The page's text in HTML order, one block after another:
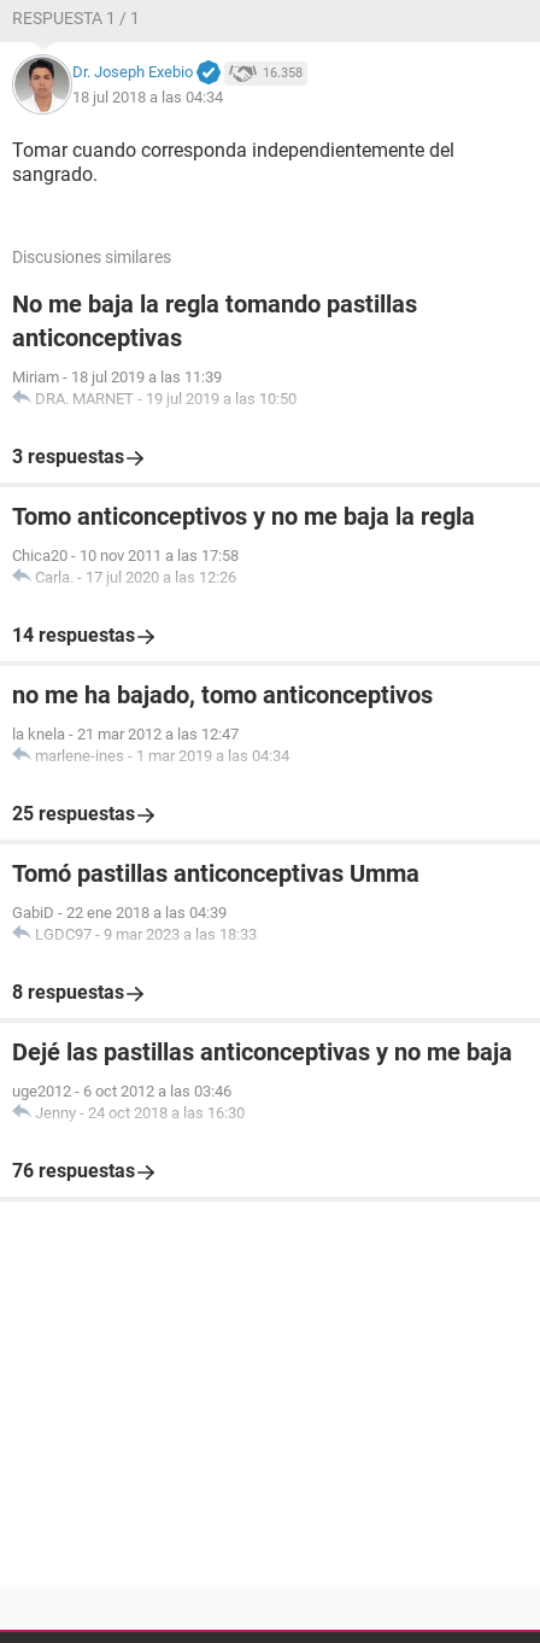
RESPUESTA 1 / 1
Dr. Joseph Exebio 16.358
18 jul 2018 a las 04:34
Tomar cuando corresponda independientemente del
sangrado.
Discusiones similares
No me baja la regla tomando pastillas
anticonceptivas
Miriam - 18 jul 2019 a las 11:39
DRA. MARNET - 19 jul 2019 a las 10:50
3 respuestas
Tomo anticonceptivos y no me baja la regla
Chica20 - 10 nov 2011 a las 17:58
Carla. - 17 jul 2020 a las 12:26
14 respuestas
no me ha bajado, tomo anticonceptivos
la knela - 21 mar 2012 a las 12:47
marlene-ines - 1 mar 2019 a las 04:34
25 respuestas
Tomó pastillas anticonceptivas Umma
GabiD - 22 ene 2018 a las 04:39
LGDC97 - 9 mar 2023 a las 18:33
8 respuestas
Dejé las pastillas anticonceptivas y no me baja
uge2012 - 6 oct 2012 a las 03:46
Jenny - 24 oct 2018 a las 16:30
76 respuestas